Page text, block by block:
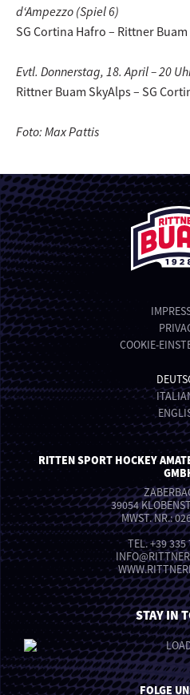
d‘Ampezzo (Spiel 6)
SG Cortina Hafro – Rittner
Evtl. Donnerstag, 18. April – 20
Rittner Buam SkyAlps – SG
Foto: Max Pattis
COOKIE-
RITTEN SPORT HOCKEY
39054
MWST. NR.:
TEL.+39 335
INFO@
STAY IN
FOLGE